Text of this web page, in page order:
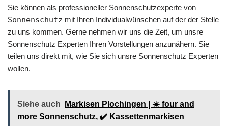
Sie können als professioneller Sonnenschutzexperte von
Sonnenschutz mit Ihren Individualwünschen auf der der Stelle
zu uns kommen. Gerne nehmen wir uns die Zeit, um unsre
Sonnenschutz Experten Ihren Vorstellungen anzunähern. Sie
teilen uns direkt mit, wie Sie sich unsre Sonnenschutz Experten
wollen.
Siehe auch
Markisen Plochingen | ☀️ four and
more Sonnenschutz, ✔️ Kassettenmarkisen